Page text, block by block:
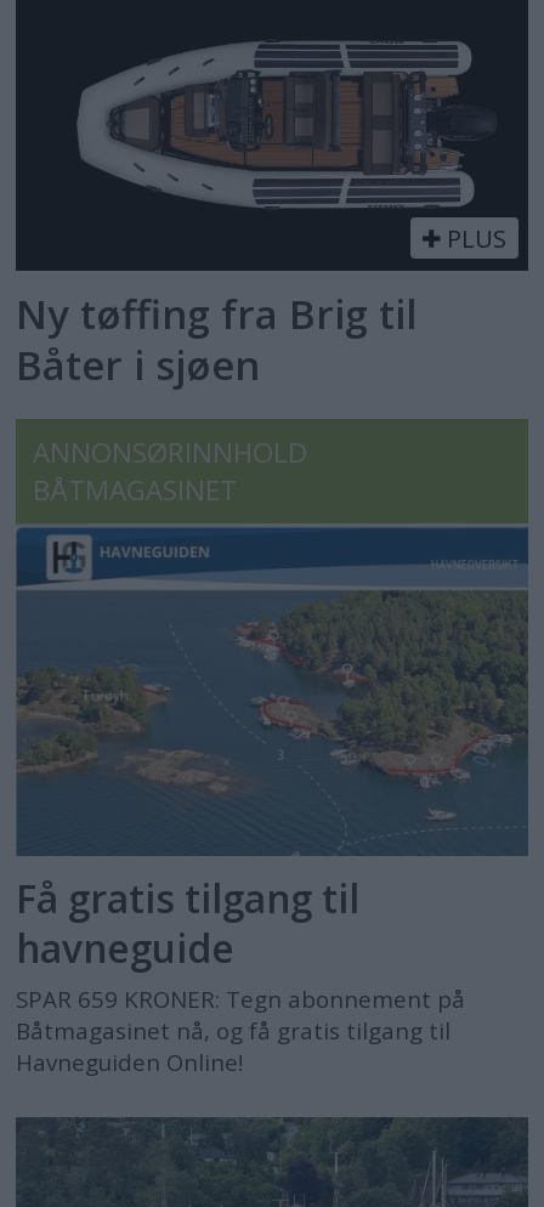
PLUS
Ny tøffing fra Brig til
Båter i sjøen
ANNONSØRINNHOLD
BÅTMAGASINET
Få gratis tilgang til
havneguide
SPAR 659 KRONER: Tegn abonnement på
Båtmagasinet nå, og få gratis tilgang til
Havneguiden Online!